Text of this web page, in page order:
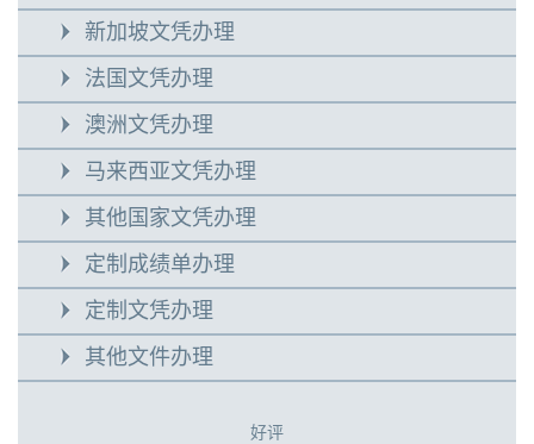
新加坡文凭办理
法国文凭办理
澳洲文凭办理
马来西亚文凭办理
其他国家文凭办理
定制成绩单办理
定制文凭办理
其他文件办理
好评